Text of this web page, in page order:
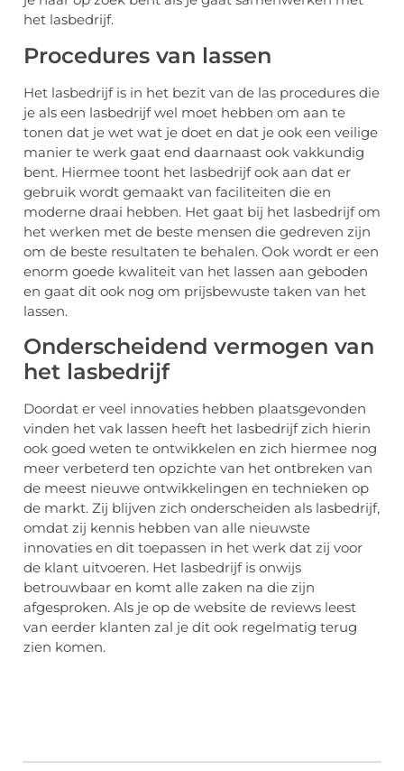
het lasbedrijf.
Procedures van lassen
Het lasbedrijf is in het bezit van de las procedures die
je als een lasbedrijf wel moet hebben om aan te
tonen dat je wet wat je doet en dat je ook een veilige
manier te werk gaat end daarnaast ook vakkundig
bent. Hiermee toont het lasbedrijf ook aan dat er
gebruik wordt gemaakt van faciliteiten die en
moderne draai hebben. Het gaat bij het lasbedrijf om
het werken met de beste mensen die gedreven zijn
om de beste resultaten te behalen. Ook wordt er een
enorm goede kwaliteit van het lassen aan geboden
en gaat dit ook nog om prijsbewuste taken van het
lassen.
Onderscheidend vermogen van
het lasbedrijf
Doordat er veel innovaties hebben plaatsgevonden
vinden het vak lassen heeft het lasbedrijf zich hierin
ook goed weten te ontwikkelen en zich hiermee nog
meer verbeterd ten opzichte van het ontbreken van
de meest nieuwe ontwikkelingen en technieken op
de markt. Zij blijven zich onderscheiden als lasbedrijf,
omdat zij kennis hebben van alle nieuwste
innovaties en dit toepassen in het werk dat zij voor
de klant uitvoeren. Het lasbedrijf is onwijs
betrouwbaar en komt alle zaken na die zijn
afgesproken. Als je op de website de reviews leest
van eerder klanten zal je dit ook regelmatig terug
zien komen.